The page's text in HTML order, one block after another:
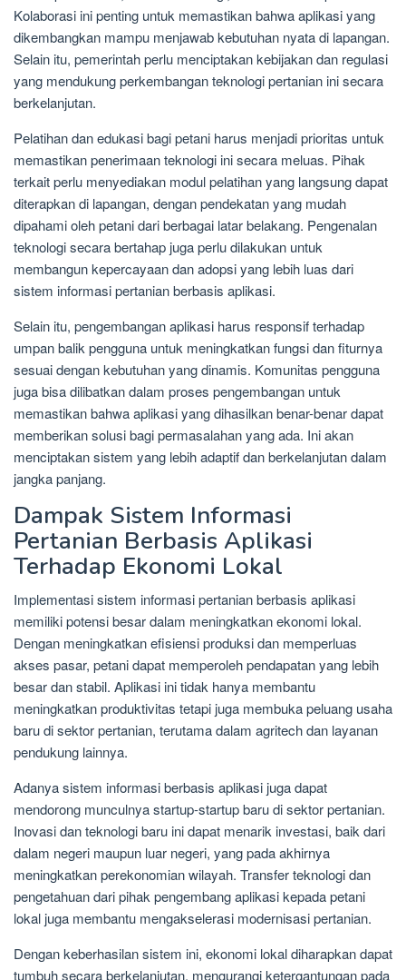
Kolaborasi ini penting untuk memastikan bahwa aplikasi yang
dikembangkan mampu menjawab kebutuhan nyata di lapangan.
Selain itu, pemerintah perlu menciptakan kebijakan dan regulasi
yang mendukung perkembangan teknologi pertanian ini secara
berkelanjutan.
Pelatihan dan edukasi bagi petani harus menjadi prioritas untuk
memastikan penerimaan teknologi ini secara meluas. Pihak
terkait perlu menyediakan modul pelatihan yang langsung dapat
diterapkan di lapangan, dengan pendekatan yang mudah
dipahami oleh petani dari berbagai latar belakang. Pengenalan
teknologi secara bertahap juga perlu dilakukan untuk
membangun kepercayaan dan adopsi yang lebih luas dari
sistem informasi pertanian berbasis aplikasi.
Selain itu, pengembangan aplikasi harus responsif terhadap
umpan balik pengguna untuk meningkatkan fungsi dan fiturnya
sesuai dengan kebutuhan yang dinamis. Komunitas pengguna
juga bisa dilibatkan dalam proses pengembangan untuk
memastikan bahwa aplikasi yang dihasilkan benar-benar dapat
memberikan solusi bagi permasalahan yang ada. Ini akan
menciptakan sistem yang lebih adaptif dan berkelanjutan dalam
jangka panjang.
Dampak Sistem Informasi
Pertanian Berbasis Aplikasi
Terhadap Ekonomi Lokal
Implementasi sistem informasi pertanian berbasis aplikasi
memiliki potensi besar dalam meningkatkan ekonomi lokal.
Dengan meningkatkan efisiensi produksi dan memperluas
akses pasar, petani dapat memperoleh pendapatan yang lebih
besar dan stabil. Aplikasi ini tidak hanya membantu
meningkatkan produktivitas tetapi juga membuka peluang usaha
baru di sektor pertanian, terutama dalam agritech dan layanan
pendukung lainnya.
Adanya sistem informasi berbasis aplikasi juga dapat
mendorong munculnya startup-startup baru di sektor pertanian.
Inovasi dan teknologi baru ini dapat menarik investasi, baik dari
dalam negeri maupun luar negeri, yang pada akhirnya
meningkatkan perekonomian wilayah. Transfer teknologi dan
pengetahuan dari pihak pengembang aplikasi kepada petani
lokal juga membantu mengakselerasi modernisasi pertanian.
Dengan keberhasilan sistem ini, ekonomi lokal diharapkan dapat
tumbuh secara berkelanjutan, mengurangi ketergantungan pada